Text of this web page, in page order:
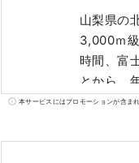
山梨県の
3,000ｍ
時間、富
とから、
本名水百
も生産さ
本サービスにはプロモーションが含ま